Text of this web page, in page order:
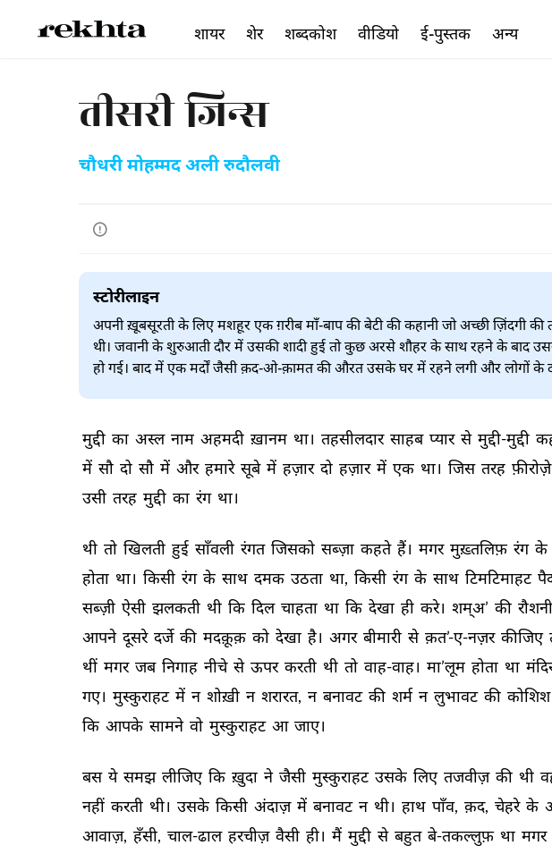
तीसरी जिन्स
चौधरी मोहम्मद अली रुदौलवी
स्टोरीलाइन
अपनी ख़ूबसूरती के लिए मशहूर एक ग़रीब माँ-बाप की बेटी की कहानी जो अच्छी ज़िंदगी
थी। जवानी के शुरुआती दौर में उसकी शादी हुई तो कुछ अरसे शौहर के साथ रहने के बाद
हो गई। बाद में एक मर्दों जैसी क़द-ओ-क़ामत की औरत उसके घर में रहने लगी और लोगों के
मुद्दी का अस्ल नाम अहमदी ख़ानम था। तहसीलदार साहब प्यार से मुद्दी-मुद्दी
में सौ दो सौ में और हमारे सूबे में हज़ार दो हज़ार में एक था। जिस तरह फ़ीरोज़े
उसी तरह मुद्दी का रंग था।
थी तो खिलती हुई साँवली रंगत जिसको सब्ज़ा कहते हैं। मगर मुख़्तलिफ़ रंग के
होता था। किसी रंग के साथ दमक उठता था, किसी रंग के साथ टिमटिमाहट
सब्ज़ी ऐसी झलकती थी कि दिल चाहता था कि देखा ही करे। शम्अ’ की रौशनी
आपने दूसरे दर्जे की मदक़ूक़ को देखा है। अगर बीमारी से क़त’-ए-नज़र कीजिए
थीं मगर जब निगाह नीचे से ऊपर करती थी तो वाह-वाह। मा’लूम होता था
गए। मुस्कुराहट में न शोख़ी न शरारत, न बनावट की शर्म न लुभावट की
कि आपके सामने वो मुस्कुराहट आ जाए।
बस ये समझ लीजिए कि ख़ुदा ने जैसी मुस्कुराहट उसके लिए तजवीज़ की थी
नहीं करती थी। उसके किसी अंदाज़ में बनावट न थी। हाथ पाँव, क़द, चेहरे के
आवाज़, हँसी, चाल-ढाल हरचीज़ वैसी ही। मैं मुद्दी से बहुत बे-तकल्लुफ़ था मगर
शायर शेर शब्दकोश वीडियो ई-पुस्तक अन्य